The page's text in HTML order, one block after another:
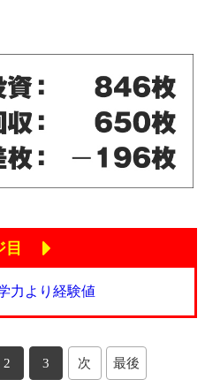
力より経験値
2 3 次 最後